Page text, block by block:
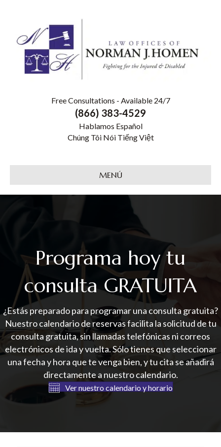
Free Consultations - Available 24/7
(866) 383-4529
Hablamos Español
Chúng Tôi Nói Tiếng Việt
MENÚ
Programa hoy tu
consulta GRATUITA
¿Estás preparado para programar una consulta gratuita?
Nuestro calendario de reservas facilita la solicitud de tu
consulta gratuita, sin llamadas telefónicas ni correos
electrónicos de ida y vuelta. Sólo tienes que seleccionar
una fecha y hora que te venga bien, y tu cita se añadirá
directamente a nuestro calendario.
Ver nuestro calendario y horario